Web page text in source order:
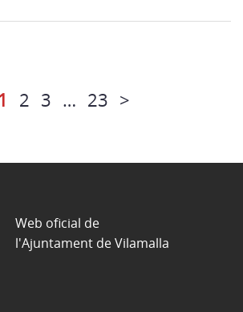
1 2 3 … 23 >
Web oficial de
l'Ajuntament de Vilamalla